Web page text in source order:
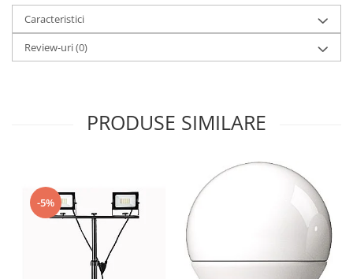
Caracteristici
Review-uri(0)
PRODUSE SIMILARE
-5%